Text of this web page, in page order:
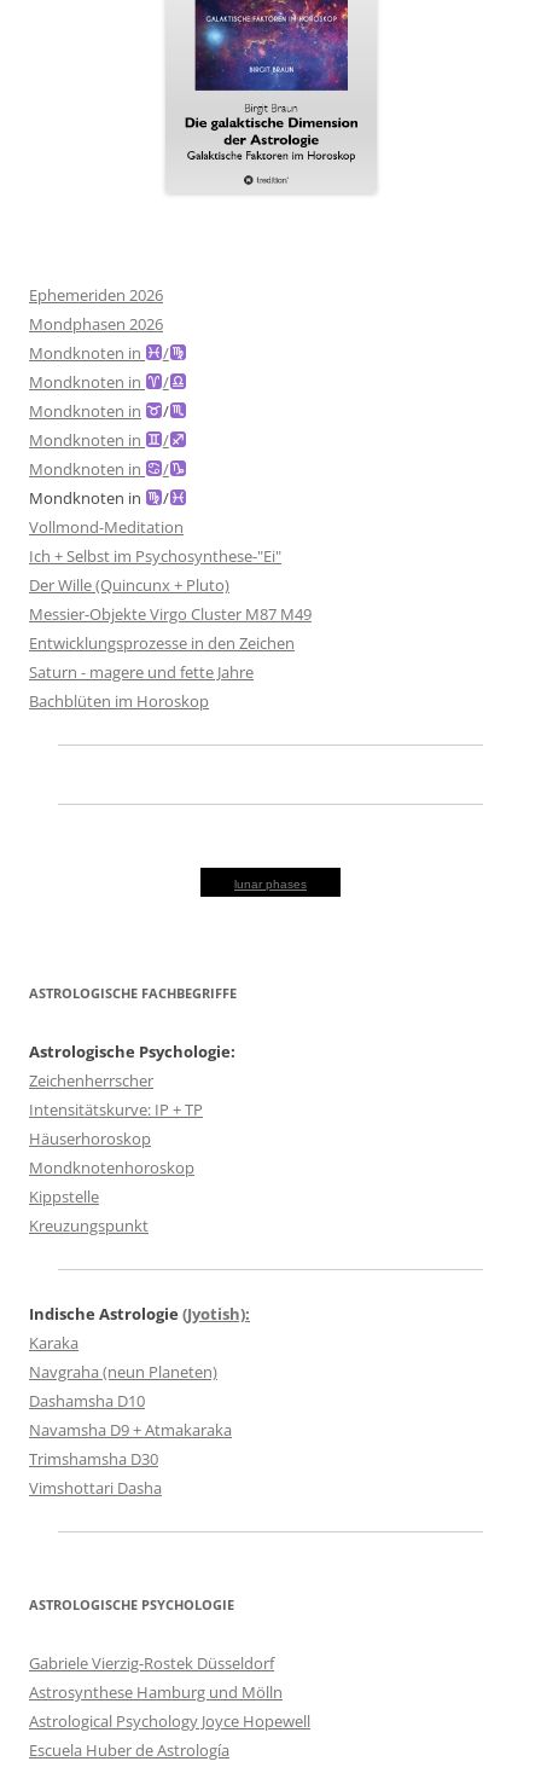
Ephemeriden 2026
Mondphasen 2026
Mondknoten in
/
Mondknoten in
/
Mondknoten in
/
Mondknoten in
/
Mondknoten in
/
Mondknoten in
/
Vollmond-Meditation
Ich + Selbst im Psychosynthese-"Ei"
Der Wille (Quincunx + Pluto)
Messier-Objekte Virgo Cluster M87 M49
Entwicklungsprozesse in den Zeichen
Saturn - magere und fette Jahre
Bachblüten im Horoskop
lunar phases
ASTROLOGISCHE FACHBEGRIFFE
Astrologische Psychologie:
Zeichenherrscher
Intensitätskurve: IP + TP
Häuserhoroskop
Mondknotenhoroskop
Kippstelle
Kreuzungspunkt
Indische Astrologie (Jyotish):
Karaka
Navgraha (neun Planeten)
Dashamsha D10
Navamsha D9 + Atmakaraka
Trimshamsha D30
Vimshottari Dasha
ASTROLOGISCHE PSYCHOLOGIE
Gabriele Vierzig-Rostek Düsseldorf
Astrosynthese Hamburg und Mölln
Astrological Psychology Joyce Hopewell
Escuela Huber de Astrología